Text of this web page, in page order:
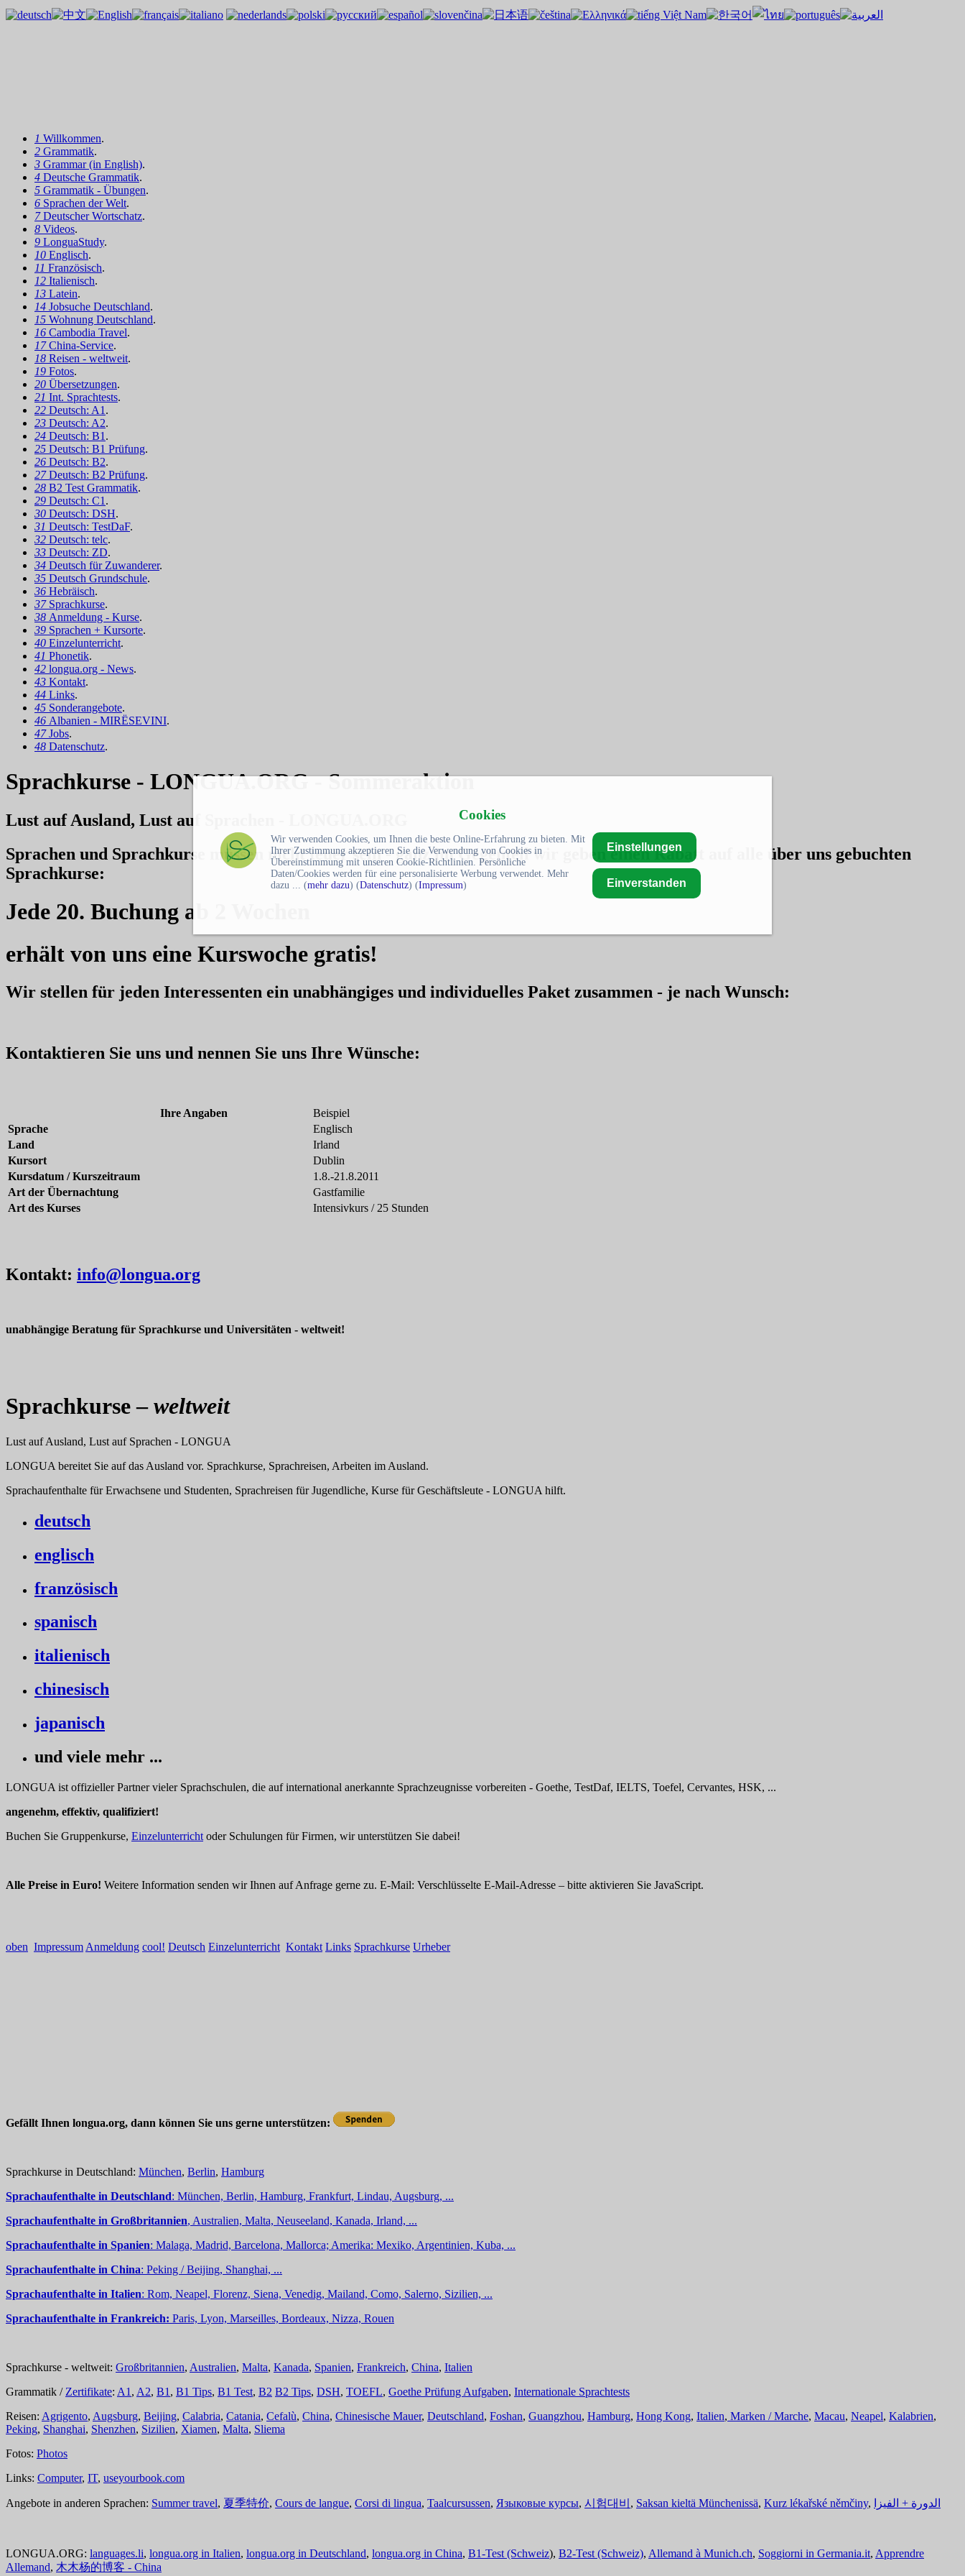
1 Willkommen.
2 Grammatik.
3 Grammar (in English).
4 Deutsche Grammatik.
5 Grammatik - Übungen.
6 Sprachen der Welt.
7Deutscher Wortschatz.
8 Videos.
9 LonguaStudy.
10 Englisch.
11 Französisch.
12 Italienisch.
13 Latein.
14 Jobsuche Deutschland.
15 Wohnung Deutschland.
16 Cambodia Travel.
17China-Service.
18 Reisen - weltweit.
19 Fotos.
20 Übersetzungen.
21 Int. Sprachtests.
22 Deutsch: A1 .
23 Deutsch: A2.
24 Deutsch: B1 .
25 Deutsch: B1 Prüfung.
26 Deutsch: B2.
27Deutsch: B2 Prüfung.
28 B2 Test Grammatik.
29 Deutsch: C1 .
30 Deutsch: DSH.
31 Deutsch: TestDaF.
32 Deutsch: telc.
33 Deutsch: ZD.
34 Deutsch für Zuwanderer.
35 Deutsch Grundschule.
36 Hebräisch.
37 Sprachkurse.
38 Anmeldung - Kurse.
39 Sprachen + Kursorte.
40 Einzelunterricht.
41 Phonetik.
42 longua.org - News.
43 Kontakt.
44 Links.
45 Sonderangebote.
46 Albanien - MIRËSEVINI.
47Jobs.
48 Datenschutz.
Cookies
Wir verwenden Cookies, um Ihnen die beste Online-Erfahrung zu bieten. Mit
Ihrer Zustimmung akzeptieren Sie die Verwendung von Cookies in
Übereinstimmung mit unseren Cookie-Richtlinien. Persönliche
Daten/Cookies werden für eine personalisierte Werbung verwendet. Mehr
dazu ... (mehr dazu) (Datenschutz) (Impressum)
Einstellungen
Einverstanden
Sprachkurse - LONGUA.ORG - Sommeraktion
Lust auf Ausland, Lust auf Sprachen -
Sprachen und Sprachkurse müssen nicht teuer sein - ganz im Gegenteil wir geben einenRabatt auf alle über uns gebuchten
Sprachkurse:
Jede 20. Buchung ab 2 Wochen
erhält von uns eine Kurswoche gratis!
Wir stellen für jeden Interessenten ein unabhängiges und individuelles Paket zusammen - je nach Wunsch:
Kontaktieren Sie uns und nennen Sie uns Ihre Wünsche:
Ihre Angaben
Beispiel
Sprache
Englisch
Land
Irland
Kursort
Dublin
Kursdatum / Kurszeitraum
1.8.-21.8.2011
Art der Übernachtung
Gastfamilie
Art des Kurses
Intensivkurs / 25 Stunden
Kontakt: info@longua.org
unabhängige Beratung für Sprachkurse und Universitäten - weltweit!
Sprachkurse –weltweit
Lust auf Ausland, Lust auf Sprachen - LONGUA
LONGUA bereitet Sie auf das Ausland vor. Sprachkurse, Sprachreisen, Arbeiten im Ausland.
Sprachaufenthalte für Erwachsene und Studenten, Sprachreisen für Jugendliche, Kurse für Geschäftsleute - LONGUA hilft.
deutsch
englisch
französisch
spanisch
italienisch
chinesisch
japanisch
und viele mehr ...
LONGUA ist offizieller Partner vieler Sprachschulen, die auf international anerkannte Sprachzeugnisse vorbereiten - Goethe, TestDaf, IELTS, Toefel, Cervantes, HSK, ...
angenehm, effektiv, qualifiziert!
Buchen Sie Gruppenkurse, Einzelunterricht oder Schulungen für Firmen, wir unterstützen Sie dabei!
Alle Preise in Euro! Weitere Information senden wir Ihnen auf Anfrage gerne zu. E-Mail: Verschlüsselte E-Mail-Adresse – bitte aktivieren Sie JavaScript.
oben Impressum Anmeldung cool! Deutsch Einzelunterricht Kontakt Links Sprachkurse Urheber
Gefällt Ihnen longua.org, dann können Sie uns gerne unterstützen:
Sprachkurse in Deutschland: München, Berlin, Hamburg
Sprachaufenthalte in Deutschland: München, Berlin, Hamburg, Frankfurt, Lindau, Augsburg, ...
Sprachaufenthalte in Großbritannien, Australien, Malta, Neuseeland, Kanada, Irland, ...
Sprachaufenthalte in Spanien: Malaga, Madrid, Barcelona, Mallorca; Amerika: Mexiko, Argentinien, Kuba, ...
Sprachaufenthalte in China: Peking / Beijing, Shanghai, ...
Sprachaufenthalte in Italien: Rom, Neapel, Florenz, Siena, Venedig, Mailand, Como, Salerno, Sizilien, ...
Sprachaufenthalte in Frankreich: Paris, Lyon, Marseilles, Bordeaux, Nizza, Rouen
Sprachkurse - weltweit: Großbritannien, Australien, Malta, Kanada, Spanien, Frankreich, China, Italien
Grammatik / Zertifikate: A1 , A2, B1 , B1 Tips, B1 Test, B2 B2 Tips, DSH, TOEFL, Goethe Prüfung Aufgaben, Internationale Sprachtests
Reisen: Agrigento, Augsburg, Beijing, Calabria, Catania, Cefalù, China, Chinesische Mauer, Deutschland, Foshan, Guangzhou, Hamburg, Hong Kong, Italien, Marken / Marche, Macau, Neapel, Kalabrien,
Peking, Shanghai, Shenzhen, Sizilien, Xiamen, Malta, Sliema
Fotos: Photos
Links: Computer, IT, useyourbook.com
Angebote in anderen Sprachen: Summer travel, 夏季特价, Cours de langue, Corsi di lingua, Taalcursussen, Языковые курсы, 시험대비 , Saksan kieltä Münchenissä, Kurz lékařské němčiny, الدورة + الفيزا
LONGUA.ORG: languages.li, longua.org in Italien, longua.org in Deutschland, longua.org in China, B1-Test (Schweiz), B2-Test (Schweiz), Allemand à Munich.ch, Soggiorni in Germania.it, Apprendre
Allemand, 木木杨的博客 - China